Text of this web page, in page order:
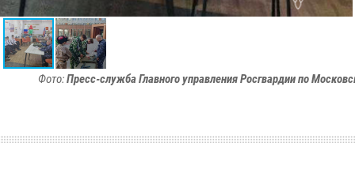
Фото:Пресс-служба Главного управления Росгвардии по